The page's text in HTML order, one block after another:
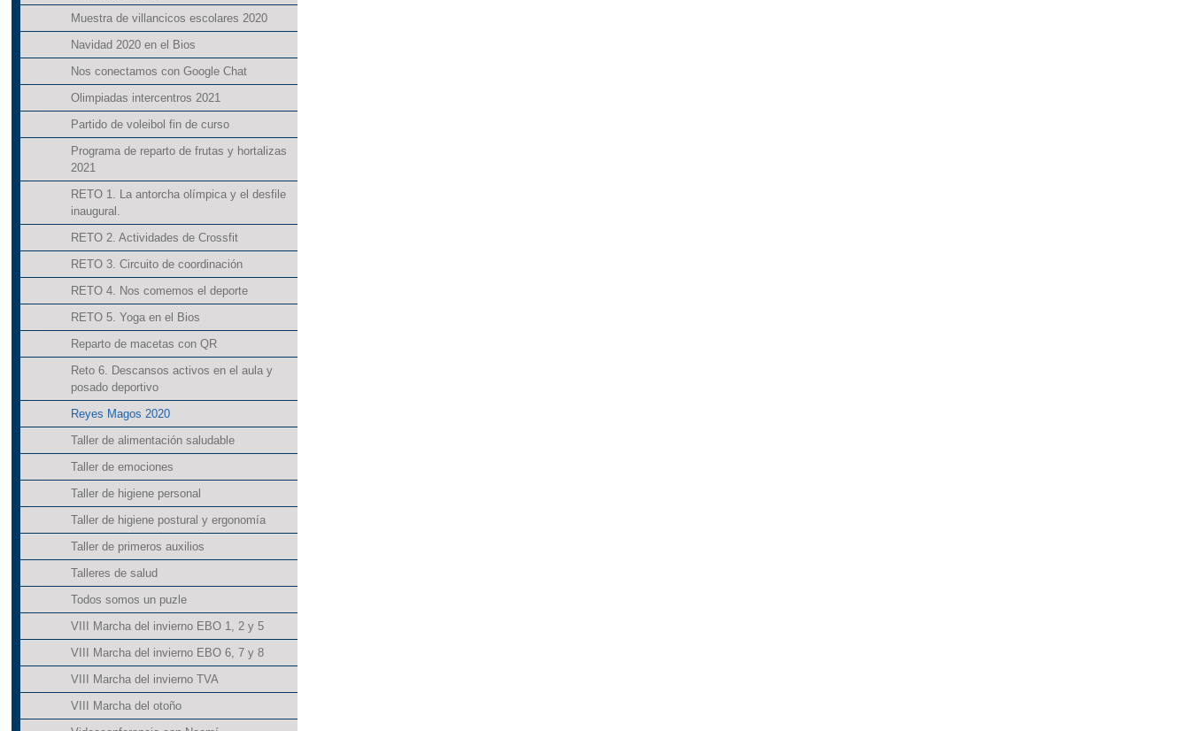
Muestra de villancicos escolares 2020
Navidad 2020 en el Bios
Nos conectamos con Google Chat
Olimpiadas intercentros 2021
Partido de voleibol fin de curso
Programa de reparto de frutas y hortalizas
2021
RETO 1. La antorcha olímpica y el desfile
inaugural.
RETO 2. Actividades de Crossfit
RETO 3. Circuito de coordinación
RETO 4. Nos comemos el deporte
RETO 5. Yoga en el Bios
Reparto de macetas con QR
Reto 6. Descansos activos en el aula y
posado deportivo
Reyes Magos 2020
Taller de alimentación saludable
Taller de emociones
Taller de higiene personal
Taller de higiene postural y ergonomía
Taller de primeros auxilios
Talleres de salud
Todos somos un puzle
VIII Marcha del invierno EBO 1, 2 y 5
VIII Marcha del invierno EBO 6, 7 y 8
VIII Marcha del invierno TVA
VIII Marcha del otoño